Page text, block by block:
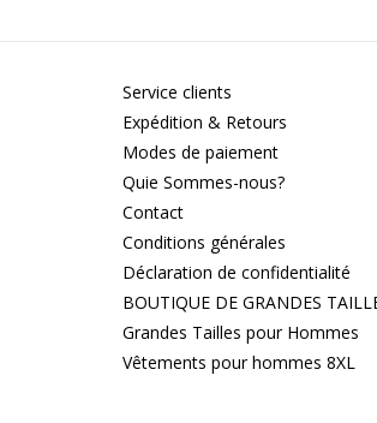
Service clients
Expédition & Retours
Modes de paiement
Quie Sommes-nous?
Contact
Conditions générales
Déclaration de confidentialité
BOUTIQUE DE GRANDES
Grandes Tailles pour Hommes
Vêtements pour hommes 8XL